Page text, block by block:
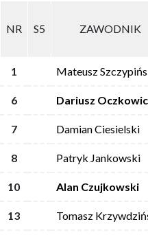
NR S5 ZAWODNIK
1 Mateusz
6 Dariusz
7 Damian Ciesielski
8 Patryk Jankowski
10 Alan Czujkowski
13 Tomasz
NR S5 ZAWODNIK
1 Mateusz
6 Dariusz
7 Damian Ciesielski
8 Patryk Jankowski
10 Alan Czujkowski
13 Tomasz